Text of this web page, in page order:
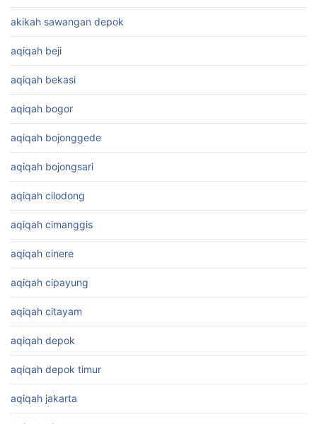
akikah sawangan depok
aqiqah beji
aqiqah bekasi
aqiqah bogor
aqiqah bojonggede
aqiqah bojongsari
aqiqah cilodong
aqiqah cimanggis
aqiqah cinere
aqiqah cipayung
aqiqah citayam
aqiqah depok
aqiqah depok timur
aqiqah jakarta